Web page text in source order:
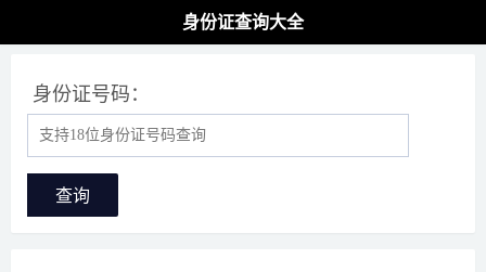
身份证查询大全
身份证号码：
查询